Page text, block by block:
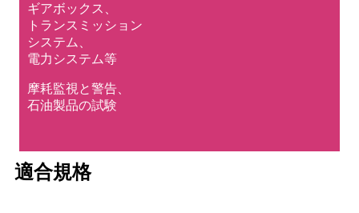
ギアボックス、
トランスミッション
システム、
電力システム等
摩耗監視と警告、
石油製品の試験
適合規格